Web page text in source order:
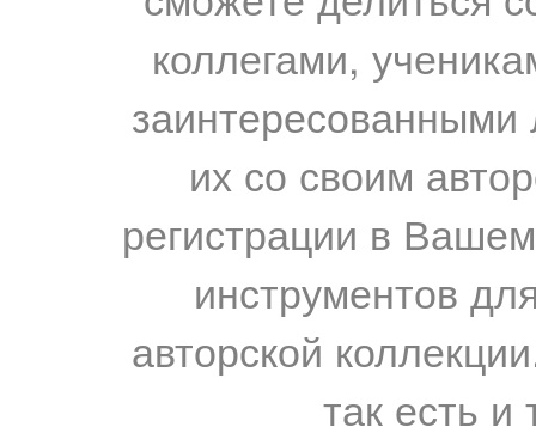
коллегами,
их со своим
регистрации в
инструментов
авторской
так есть и